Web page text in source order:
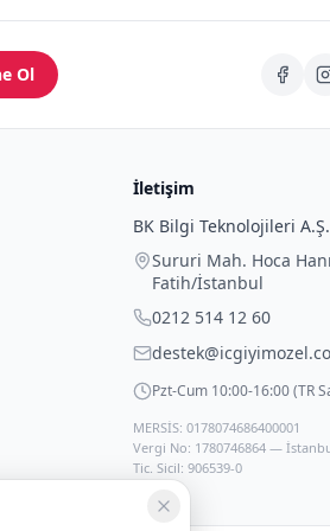
Ol
İletişim
BK Bilgi Teknolojileri A.Ş.
Sururi Mah. Hoca
Fatih/İstanbul
0212 514 12 60
Pzt-Cum 10:00-16:00 (TR
MERSİS: 0178074686400001
Vergi No: 1780746864 —
Tic. Sicil: 906539-0